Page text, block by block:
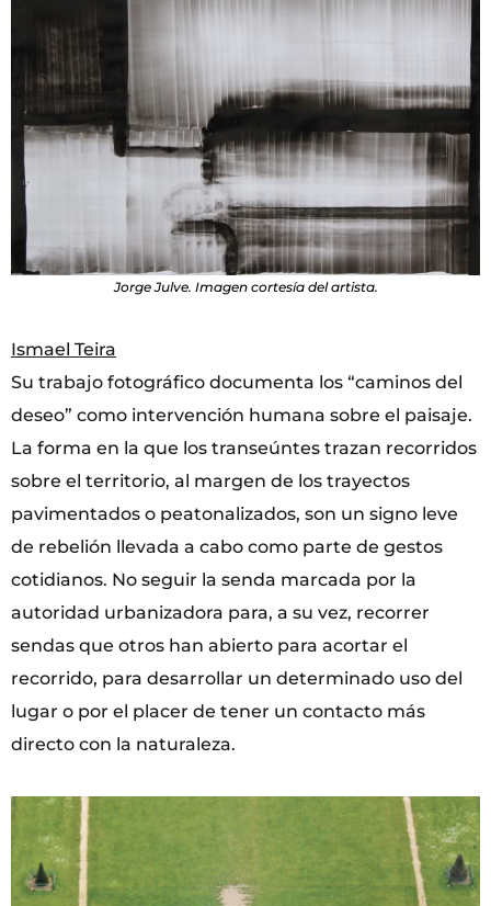
Jorge Julve. Imagen cortesía del artista.
Ismael Teira
Su trabajo fotográfico documenta los “caminos del
deseo” como intervención humana sobre el paisaje.
La forma en la que los transeúntes trazan recorridos
sobre el territorio, al margen de los trayectos
pavimentados o peatonalizados, son un signo leve
de rebelión llevada a cabo como parte de gestos
cotidianos. No seguir la senda marcada por la
autoridad urbanizadora para, a su vez, recorrer
sendas que otros han abierto para acortar el
recorrido, para desarrollar un determinado uso del
lugar o por el placer de tener un contacto más
directo con la naturaleza.